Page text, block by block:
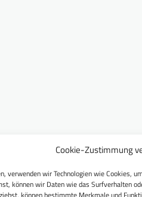
Cookie-Zustimmung
verwenden wir Technologien wie Cookies,
können wir Daten wie das Surfverhalten